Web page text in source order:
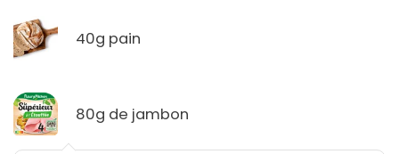
40g pain
80g de jambon